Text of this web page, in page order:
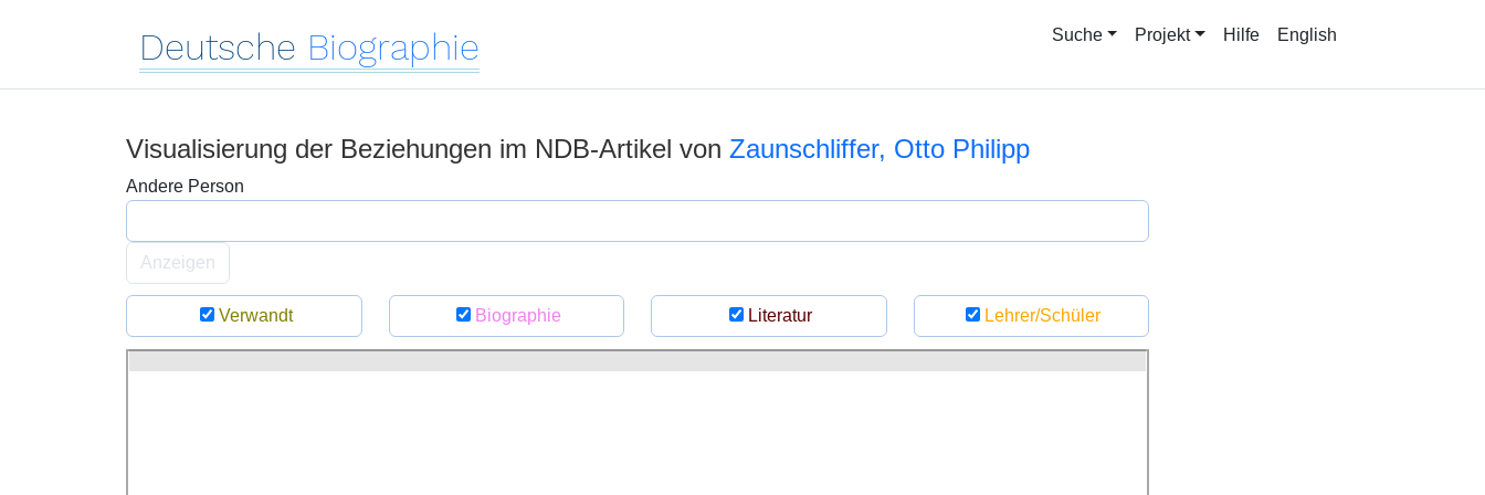
Deutsche Biographie Suche Projekt Hilfe English
Visualisierung der Beziehungen im NDB-Artikel von Zaunschliffer, Otto Philipp
Andere Person
Anzeigen
Verwandt Biographie Literatur Lehrer/Schüler